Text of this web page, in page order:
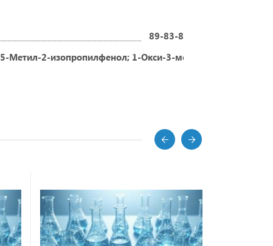
89-83-8
5-Метил-2-изопропилфенол; 1-Окси-3-метил-6-